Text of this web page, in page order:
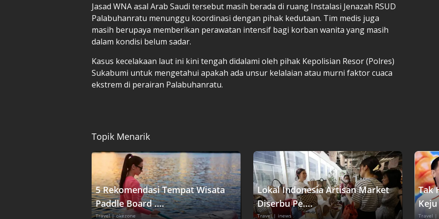
Jasad WNA asal Arab Saudi tersebut masih berada di ruang Instalasi Jenazah RSUD
Palabuhanratu menunggu koordinasi dengan pihak kedutaan. Tim medis juga
masih berupaya memberikan perawatan intensif bagi korban wanita yang masih
dalam kondisi belum sadar.
Kasus kecelakaan laut ini kini tengah didalami oleh pihak Kepolisian Resor (Polres)
Sukabumi untuk mengetahui apakah ada unsur kelalaian atau murni faktor cuaca
ekstrem di perairan Palabuhanratu.
Topik Menarik
5 Rekomendasi Tempat Wisata
Paddle Board ....
Travel | okezone
Lokal Indonesia Artisan Market
Diserbu Pe....
Travel | inews
Tak
Travel |